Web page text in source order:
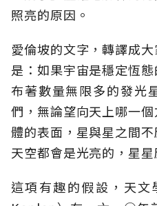
照亮的原因。
愛倫坡的文字，轉譯成
是：如果宇宙是穩定恆
布著數量無限多的發光
們，無論望向天上哪一
體的表面，星與星之間
天空都會是光亮的，星星
這項有趣的假設，天